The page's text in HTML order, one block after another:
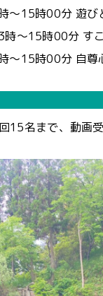
～15時00分 遊び
～15時00分 す
～15時00分 自尊
15名まで、動画受